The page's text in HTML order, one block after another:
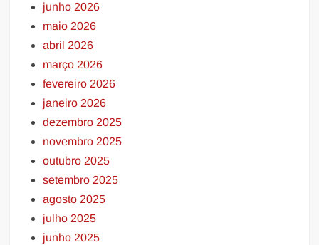
junho 2026
maio 2026
abril 2026
março 2026
fevereiro 2026
janeiro 2026
dezembro 2025
novembro 2025
outubro 2025
setembro 2025
agosto 2025
julho 2025
junho 2025